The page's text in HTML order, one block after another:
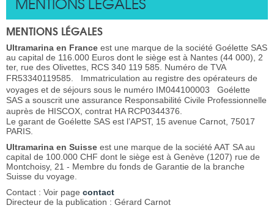
MENTIONS LÉGALES
Ultramarina en France est une marque de la société Goélette SAS
au capital de 116.000 Euros dont le siège est à Nantes (44 000), 2
ter, rue des Olivettes, RCS 340 119 585. Numéro de TVA
FR53340119585. Immatriculation au registre des opérateurs de
voyages et de séjours sous le numéro IM044100003 Goélette
SAS a souscrit une assurance Responsabilité Civile Professionnelle
auprès de HISCOX, contrat HA RCP0344376.
Le garant de Goélette SAS est l’APST, 15 avenue Carnot, 75017
PARIS.
Ultramarina en Suisse est une marque de la société AAT SA au
capital de 100.000 CHF dont le siège est à Genève (1207) rue de
Montchoisy, 21 - Membre du fonds de Garantie de la branche
Suisse du voyage.
Contact : Voir page contact
Directeur de la publication : Gérard Carnot